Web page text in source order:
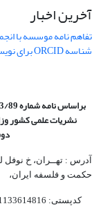
آخرین اخبار
تفاهم نامه موسسه با
شناسه ORCID برای نویسنده مسئول
براساس نامه شماره 26953/11/3/89 در جلسة مورخ 31/6/89 کمیسیون
نشریات علمی کشور
حکمت و فلسفه ایران،‌
کدپستی: 1133614816، تلفن: 66492169 - 021 نمابر: 66962700 - 021